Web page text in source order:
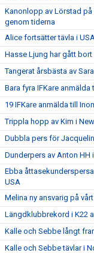
Kanonlopp av Lörstad på
genom tiderna
Alice fortsätter tävla i
Hasse Ljung har gått bort
Tangerat årsbästa av
Bara fyra IFKare
19 IFKare anmälda till
Trippla hopp av Kim i
Dubbla pers för
Dunderpers av Anton HH
Ebba
USA
Melina ny ansvarig på
Längdklubbrekord i K22
Kalle och Sebbe långt
Kalle och Sebbe tävlar i